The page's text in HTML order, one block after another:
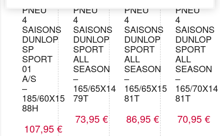
PNEU
4
SAISONS
DUNLOP
SP
SPORT
01
A/S
–
185/60X15
88H
107,95 €
PNEU
4
SAISONS
DUNLOP
SPORT
ALL
SEASON
–
165/65X14
79T
73,95€
PNEU
4
SAISONS
DUNLOP
SPORT
ALL
SEASON
–
165/65X15
81T
86,95€
PNEU
4
SAISONS
DUNLOP
SPORT
ALL
SEASON
–
165/70X14
81T
70,95€